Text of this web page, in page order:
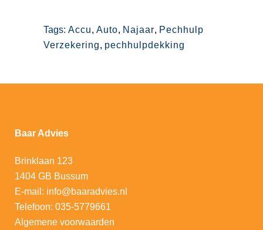
Tags: Accu, Auto, Najaar, Pechhulp
Verzekering, pechhulpdekking
Baar Advies
Brinklaan 123
1404 GB Bussum
E-mail: info@baaradvies.nl
Telefoon: 035-5779661
Algemene voorwaarden